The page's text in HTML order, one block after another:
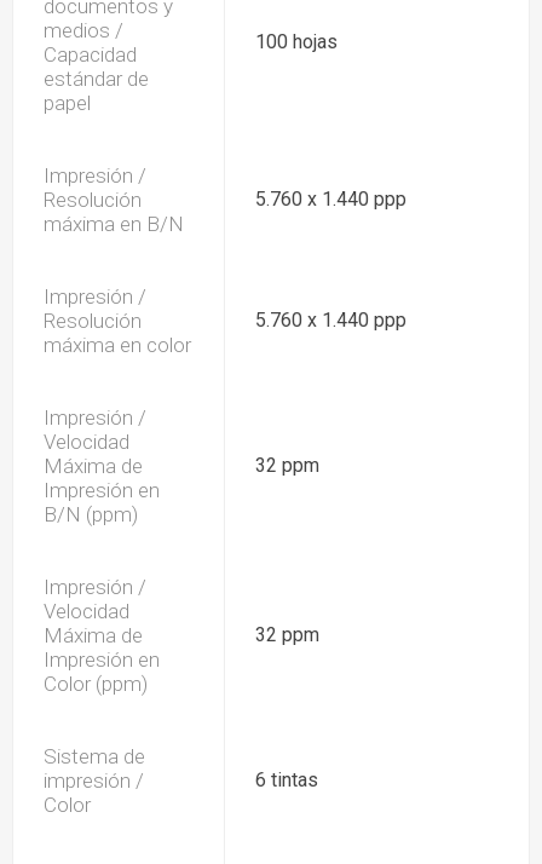
documentos y
medios /
Capacidad
estándar de
papel
100 hojas
Impresión /
Resolución
máxima en B/N
5.760 x 1.440 ppp
Impresión /
Resolución
máxima en color
5.760 x 1.440 ppp
Impresión /
Velocidad
Máxima de
Impresión en
B/N (ppm)
32 ppm
Impresión /
Velocidad
Máxima de
Impresión en
Color (ppm)
32 ppm
Sistema de
impresión /
Color
6 tintas